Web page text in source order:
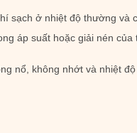
sạch ở nhiệt độ thường và
áp suất hoặc giải nén của
nổ, không nhớt và nhiệt